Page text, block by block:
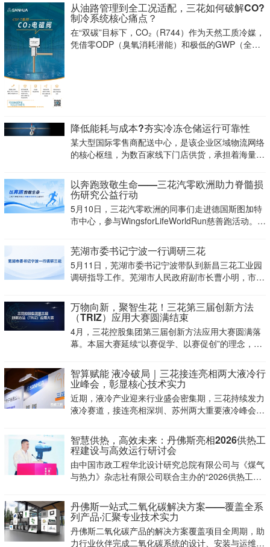
从油路管理到全工况适配，三花如何破解CO?
制冷系统核心痛点？
在“双碳”目标下，CO₂（R744）作为天然工质冷媒，
凭借零ODP（臭氧消耗潜能）和极低的GWP（全球
降低能耗与成本?夯实冷冻仓储运行可靠性
某大型国际零售商配送中心，是该企业区域物流网络
的核心枢纽，为数百家线下门店供货，承担着海量冷
耗很高，设备运行的可靠性与能效，是保障商品冷冻
仓储状态的关键。该企业管理团队一直主动寻求优化
改造方案，
以奔跑致敬生命——三花汽零欧洲助力脊髓损
伤研究公益行动
5月10日，三花汽零欧洲的同事们走进德国斯图加特
市中心，参与WingsforLifeWorldRun慈善跑活动。这
的同步公益行动：在同一时刻，来自世界各地的跑者
从全球150多个官方赛点同
芜湖市委书记宁波一行调研三花
5月11日，芜湖市委书记宁波带队到新昌三花工业园
调研指导工作。芜湖市人民政府副市长曹小明，市政
工委书记、管委会主任，弋江区委书记李新宇等各级
领导陪同调研。三花智控总裁王大勇等公司领导接待
并座谈交
万物向新，聚智生花！三花第三届创新方法
（TRIZ）应用大赛圆满结束
4月，三花控股集团第三届创新方法应用大赛圆满落
幕。本届大赛延续“以赛促学、以赛促创”的理念，进
新氛围。
智算赋能 液冷破局｜三花接连亮相两大液冷行
业峰会，彰显核心技术实力
近期，液冷产业迎来行业盛会密集期，三花持续发力
液冷赛道，接连亮相深圳、苏州两大重要液冷峰会，
需求，传递稳步布局液冷领域、深耕技术创新的坚定
决心。
智慧供热，高效未来：丹佛斯亮相2026供热工
程建设与高效运行研讨会
由中国市政工程华北设计研究总院有限公司与《煤气
与热力》杂志社有限公司联合主办的“2026供热工程
浙江嘉兴举办。丹佛斯与行业伙伴共聚，围绕区域能
源智慧解决方案展开交流，共同探索“双碳”目
丹佛斯一站式二氧化碳解决方案——覆盖全系
列产品·汇聚专业技术实力
丹佛斯二氧化碳产品的解决方案覆盖项目全周期，助
力行业伙伴完成二氧化碳系统的设计、安装与运维，